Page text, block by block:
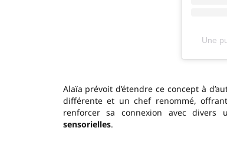
Une
Alaïa prévoit d’étendre ce concept à
différente et un chef renommé,
renforcer sa connexion avec divers
sensorielles.